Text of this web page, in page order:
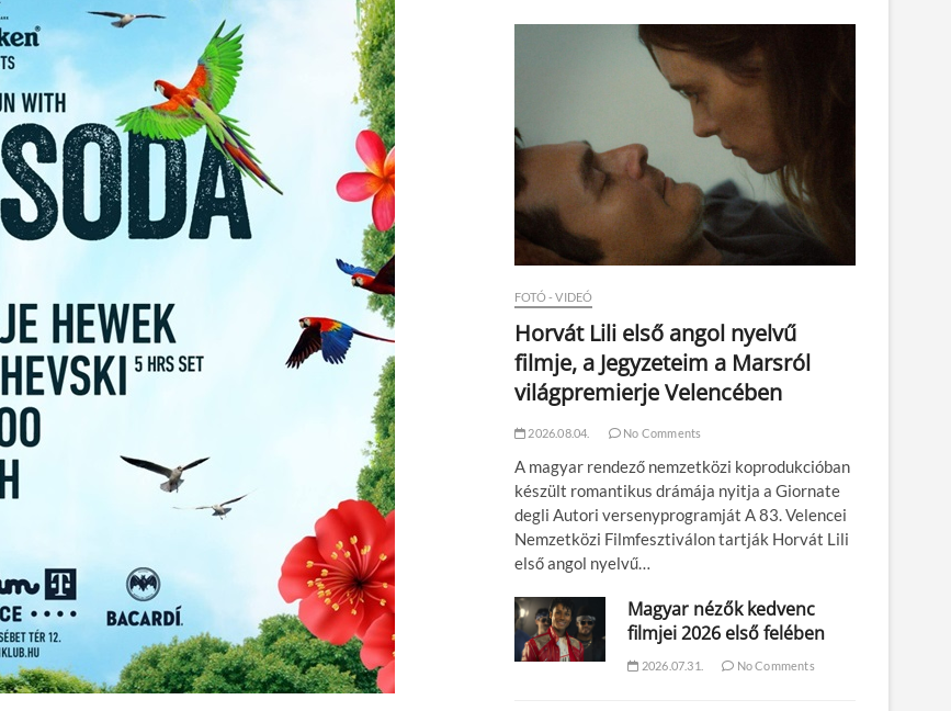
FOTÓ - VIDEÓ
Horvát Lili első angol nyelvű
filmje, a Jegyzeteim a Marsról
világpremierje Velencében
2026.08.04. No Comments
A magyar rendező nemzetközi koprodukcióban
készült romantikus drámája nyitja a Giornate
degli Autori versenyprogramját A 83. Velencei
Nemzetközi Filmfesztiválon tartják Horvát Lili
első angol nyelvű…
Magyar nézők kedvenc
filmjei 2026 első felében
2026.07.31. No Comments